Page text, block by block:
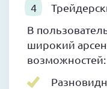
В
широкий
возможностей: